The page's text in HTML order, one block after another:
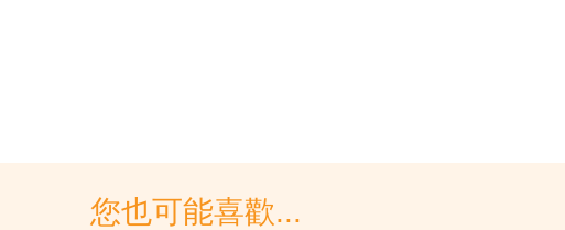
您也可能喜歡...